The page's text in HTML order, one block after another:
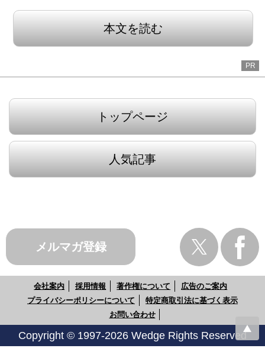
本文を読む
PR
トップページ
人気記事
メルマガ登録
会社案内 採用情報 著作権について
広告のご案内
プライバシーポリシーについて
特定商取引法に基づく表示
お問い合わせ
Copyright © 1997-2026 Wedge Rights Reserved